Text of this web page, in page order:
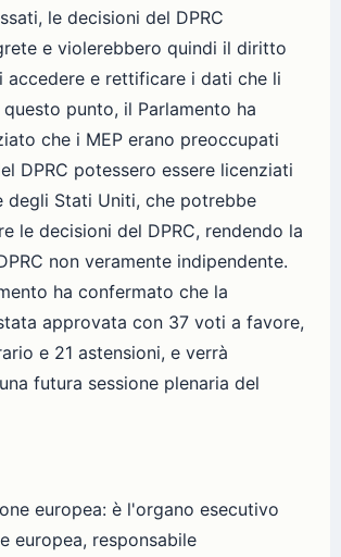
le decisioni del DPRC
e violerebbero quindi il diritto
accedere e rettificare i dati che li
punto, il Parlamento ha
che i MEP erano preoccupati
DPRC potessero essere licenziati
degli Stati Uniti, che potrebbe
le decisioni del DPRC, rendendo la
non veramente indipendente.
ha confermato che la
approvata con 37 voti a favore,
e 21 astensioni, e verrà
futura sessione plenaria del
europea: è l'organo esecutivo
europea, responsabile